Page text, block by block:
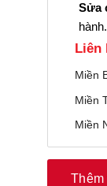
Sửa
hành.
Liên
Miền
Miền
Miền